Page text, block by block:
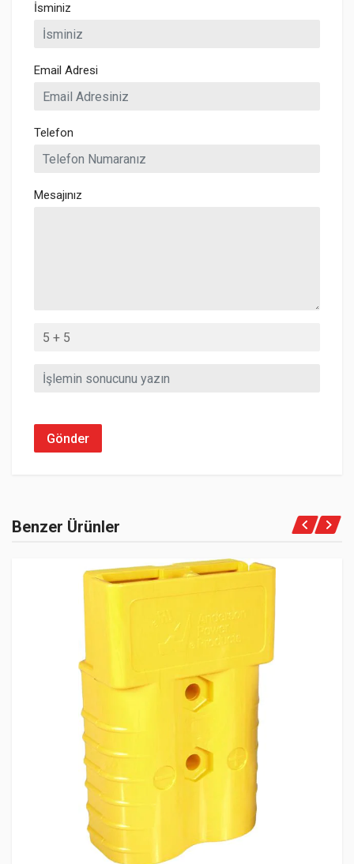
İsminiz
Email Adresi
Telefon
Mesajınız
Gönder
Benzer Ürünler